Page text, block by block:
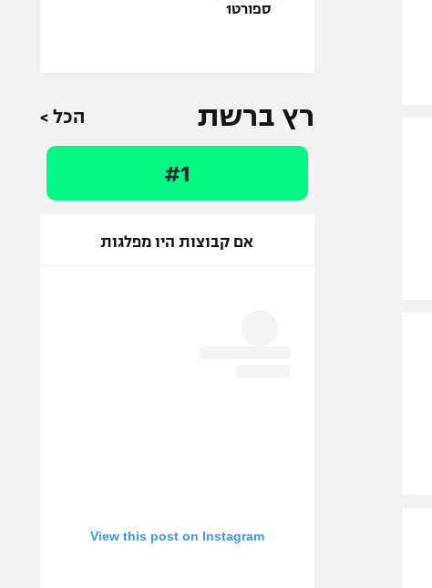
ספורט1
רץ ברשת הכל >
#1
אם קבוצות היו מפלגות
View this post on Instagram